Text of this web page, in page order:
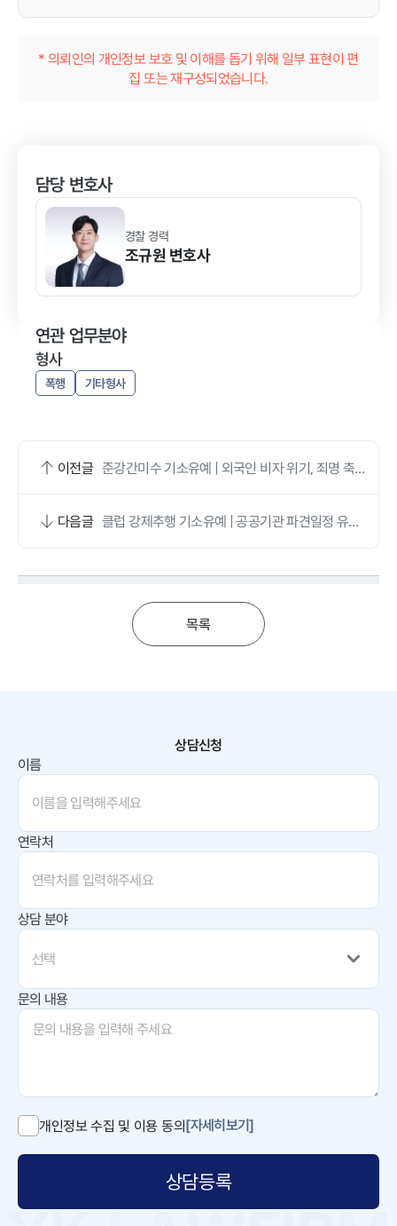
* 의뢰인의 개인정보 보호 및 이해를 돕기 위해 일부 표현이 편
집 또는 재구성되었습니다.
담당 변호사
경찰 경력
조규원 변호사
연관 업무분야
형사
폭행 기타형사
이전글 준강간미수 기소유예 | 외국인 비자 위기, 죄명 축소
다음글 클럽 강제추행 기소유예 | 공공기관 파견일정 유지·
목록
상담신청
이름
연락처
상담 분야
선택
문의 내용
개인정보 수집 및 이용 동의[자세히보기]
상담등록